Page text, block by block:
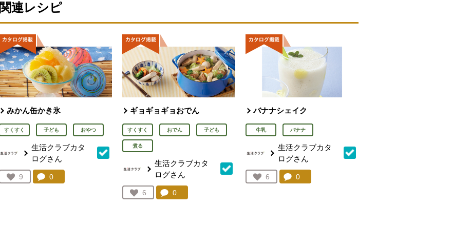
関連レシピ
みかん缶かき氷
すくすく 子ども おやつ
生活クラブカタ
ログさん
お気に入り登録：
9
人が登録
コメント：
0
ギョギョギョおでん
すくすく おでん 子ども
煮る
生活クラブカタ
ログさん
お気に入り登録：
6
人が登録
コメント：
0件。コメントを見る。
バナナシェイク
牛乳 バナナ
生活クラブカタ
ログさん
お気に入り登録：
6
人が登録
コメント：
0件。コメントを見る。